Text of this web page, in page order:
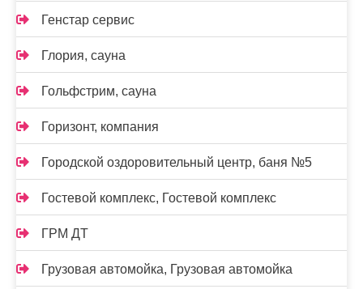
Генстар сервис
Глория, сауна
Гольфстрим, сауна
Горизонт, компания
Городской оздоровительный центр, баня №5
Гостевой комплекс, Гостевой комплекс
ГРМ ДТ
Грузовая автомойка, Грузовая автомойка